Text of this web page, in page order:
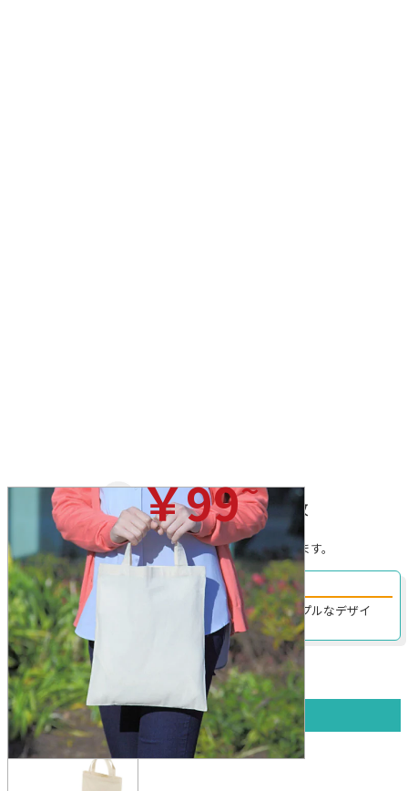
￥99~
(税込)/枚
※プリントを行わない場合の税込価格です。
※無地の場合、ロット割れ手数料がかかることがあります。
手提げカバンとしても魅力的なシンプルA4バッグ！
手ごろなサイズのエコバッグ！プリントが映えるシンプルなデザイ
ン。ちょっとしたお買い物にピッタリ！
本体カラー一覧